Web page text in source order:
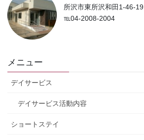
所沢市東所沢和田1-46-19
℡04-2008-2004
メニュー
デイサービス
デイサービス活動内容
ショートステイ